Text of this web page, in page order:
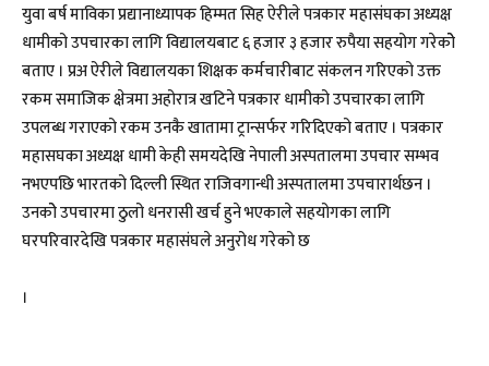
युवा बर्ष माविका प्रद्यानाध्यापक हिम्मत सिह ऐरीले पत्रकार महासंघका अध्यक्ष
धामीको उपचारका लागि विद्यालयबाट ६ हजार ३ हजार रुपैया सहयोग गरेकोे
बताए । प्रअ ऐरीले विद्यालयका शिक्षक कर्मचारीबाट संकलन गरिएको उक्त
रकम समाजिक क्षेत्रमा अहोरात्र खटिने पत्रकार धामीको उपचारका लागि
उपलब्ध गराएको रकम उनकै खातामा ट्रान्सर्फर गरिदिएको बताए । पत्रकार
महासघका अध्यक्ष धामी केही समयदेखि नेपाली अस्पतालमा उपचार सम्भव
नभएपछि भारतको दिल्ली स्थित राजिवगान्धी अस्पतालमा उपचारार्थछन ।
उनकोे उपचारमा ठुलो धनरासी खर्च हुने भएकाले सहयोगका लागि
घरपरिवारदेखि पत्रकार महासंघले अनुरोध गरेको छ
।